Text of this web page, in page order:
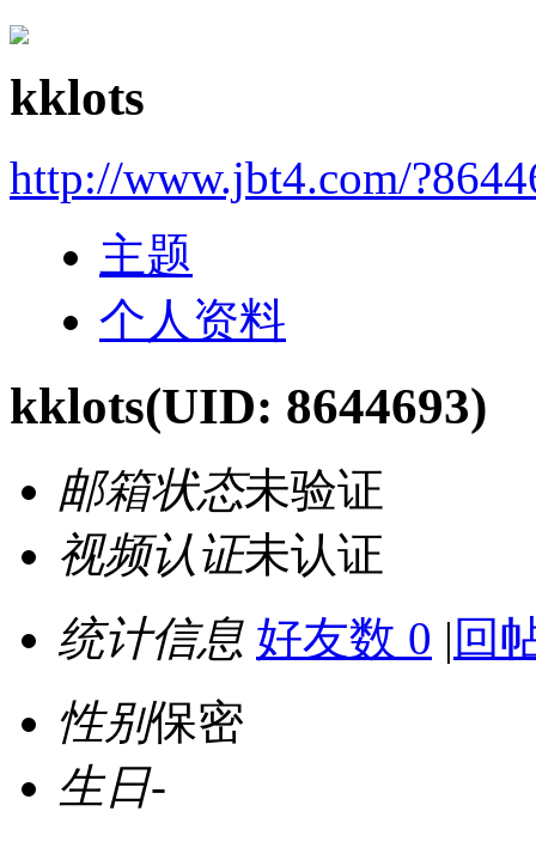
kklots
http://www.jbt4.com/
主题
个人资料
kklots(UID: 8644693)
邮箱状态未验证
视频认证未认证
统计信息 好友数 0 | 回
性别保密
生日-